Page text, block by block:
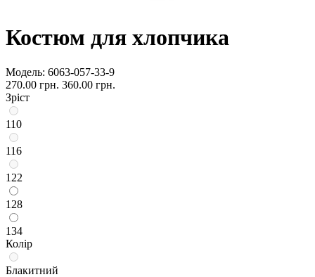
Костюм для хлопчика
Модель: 6063-057-33-9
270.00 грн. 360.00 грн.
Зріст
110
116
122
128
134
Колір
Блакитний